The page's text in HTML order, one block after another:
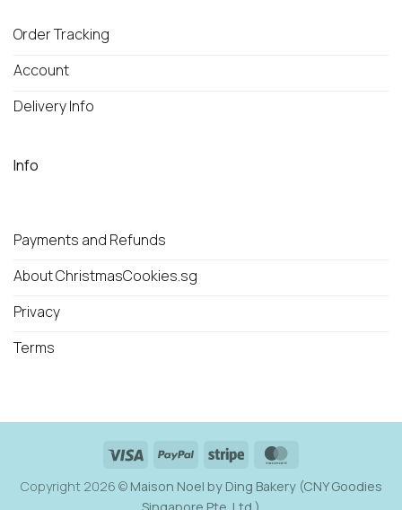
Order Tracking
Account
Delivery Info
Info
Payments and Refunds
About ChristmasCookies.sg
Privacy
Terms
Visa PayPal Stripe
Copyright 2026 © Maison Noel by Ding Bakery (CNY Goodies
Singapore Pte. Ltd.)